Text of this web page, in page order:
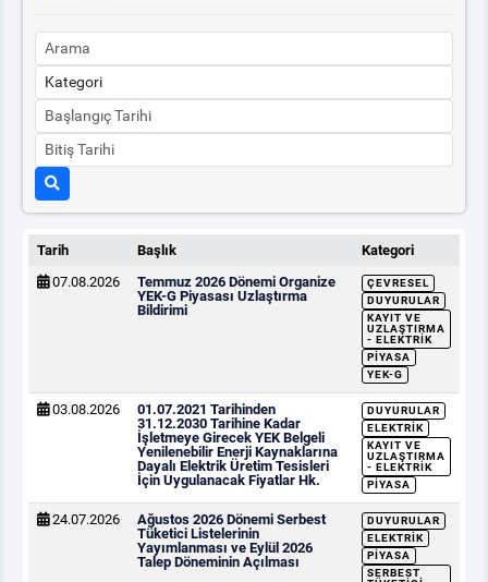
Tarih Başlık
Kategori
07.08.2026
Temmuz 2026 Dönemi Organize
YEK-G Piyasası Uzlaştırma
Bildirimi
ÇEVRESEL
DUYURULAR
KAYIT VE
UZLAŞTIRMA
- ELEKTRIK
PIYASA
YEK-G
03.08.2026
01.07.2021 Tarihinden
31.12.2030 Tarihine Kadar
İşletmeye Girecek YEK Belgeli
Yenilenebilir Enerji Kaynaklarına
Dayalı Elektrik Üretim Tesisleri
İçin Uygulanacak Fiyatlar Hk.
DUYURULAR
ELEKTRIK
KAYIT VE
UZLAŞTIRMA
- ELEKTRIK
PIYASA
24.07.2026
Ağustos 2026 Dönemi Serbest
Tüketici Listelerinin
Yayımlanması ve Eylül 2026
Talep Döneminin Açılması
DUYURULAR
ELEKTRIK
PIYASA
SERBEST